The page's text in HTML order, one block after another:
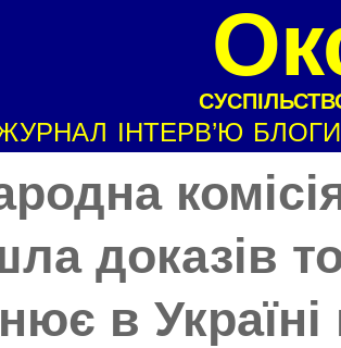
ІНТЕРВ’Ю БЛОГИ
доказів
в